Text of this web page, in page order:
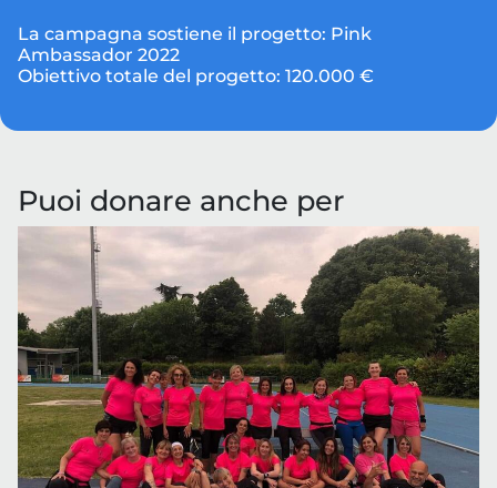
La campagna sostiene il progetto: Pink
Ambassador 2022
Obiettivo totale del progetto: 120.000 €
Puoi donare anche per